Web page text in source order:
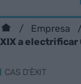
Empresa
XIX a electrificar
CAS D'ÈXIT